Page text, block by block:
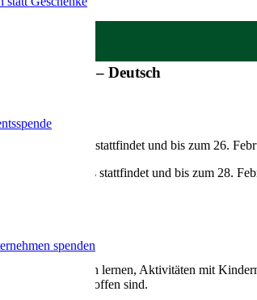
spenden
– Deutsch
Tag des Monats stattfindet und bis zum 26.
Tag des Monats stattfindet und bis zum 28.
English
Kochen, Deutsch lernen, Aktivitäten mit
offen sind.